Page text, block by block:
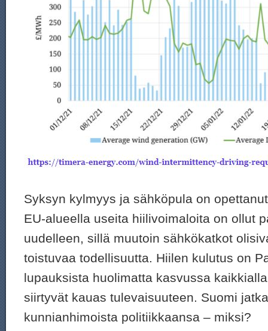
Syksyn kylmyys ja sähköpula on
EU-alueella useita hiilivoimaloita on ollut
uudelleen, sillä muutoin sähkökatkot
toistuvaa todellisuutta. Hiilen kulutus on
lupauksista huolimatta kasvussa
siirtyvät kauas tulevaisuuteen. Suomi
kunnianhimoista politiikkaansa – miksi?